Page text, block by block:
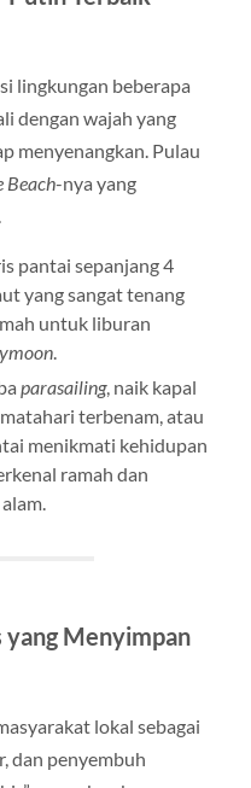
lingkungan beberapa
dengan wajah yang
menyenangkan. Pulau
Beach-nya yang
pantai sepanjang 4
yang sangat tenang
untuk liburan
.
parasailing, naik kapal
terbenam, atau
menikmati kehidupan
ramah dan
yang Menyimpan
lokal sebagai
dan penyembuh